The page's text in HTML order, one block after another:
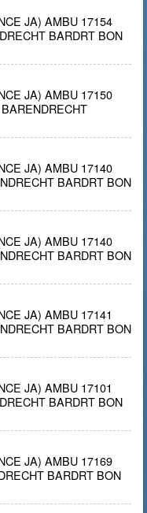
JA) AMBU 17154
BARDRT BON
JA) AMBU 17150
JA) AMBU 17140
BARDRT BON
JA) AMBU 17140
BARDRT BON
JA) AMBU 17141
BARDRT BON
JA) AMBU 17101
BARDRT BON
JA) AMBU 17169
BARDRT BON